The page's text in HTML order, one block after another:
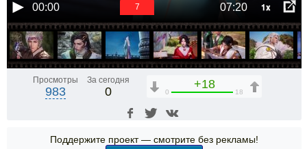
00:00 07:20 1x
7
Просмотры
983
За сегодня
0
+18
0 18
Поддержите проект — смотрите без рекламы!